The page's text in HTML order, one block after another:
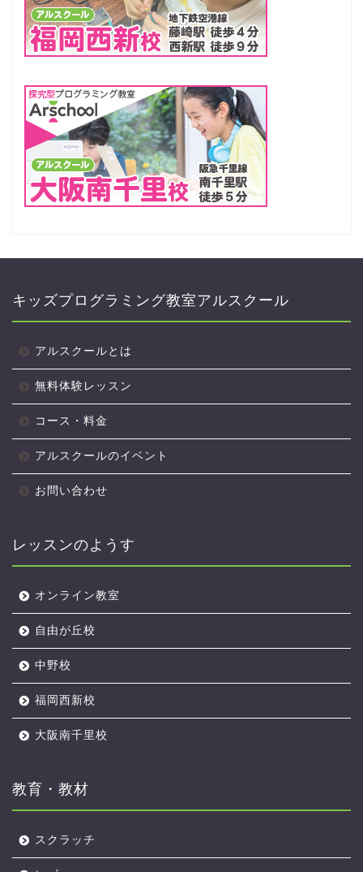
キッズプログラミング教室アルスクール
アルスクールとは
無料体験レッスン
コース・料金
アルスクールのイベント
お問い合わせ
レッスンのようす
オンライン教室
自由が丘校
中野校
福岡西新校
大阪南千里校
教育・教材
スクラッチ